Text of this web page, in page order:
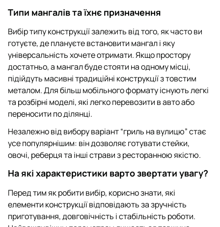
Типи мангалів та їхнє призначення
Вибір типу конструкції залежить від того, як часто ви
готуєте, де плануєте встановити мангал і яку
універсальність хочете отримати. Якщо простору
достатньо, а мангал буде стояти на одному місці,
підійдуть масивні традиційні конструкції з товстим
металом. Для більш мобільного формату існують легкі
та розбірні моделі, які легко перевозити в авто або
переносити по ділянці.
Незалежно від вибору варіант “гриль на вулицю” стає
усе популярнішим: він дозволяє готувати стейки,
овочі, реберця та інші страви з ресторанною якістю.
На які характеристики варто звертати увагу?
Перед тим як робити вибір, корисно знати, які
елементи конструкції відповідають за зручність
приготування, довговічність і стабільність роботи.